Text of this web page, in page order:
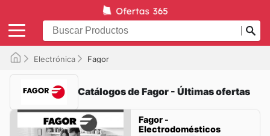
Electrónica Fagor
Catálogos de Fagor - Últimas ofertas
Fagor -
Electrodomésticos